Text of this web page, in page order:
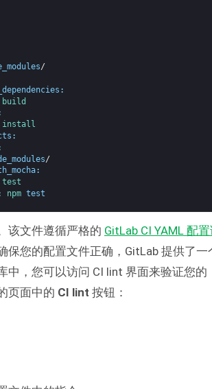
/
:
build
install
:
/
:
test
npm test
该文件遵循严格的 GitLab CI YAML 配
保您的配置文件正确，GitLab 提供了
中，您可以访问 CI lint 界面来验证您的
页面中的 CI lint 按钮：